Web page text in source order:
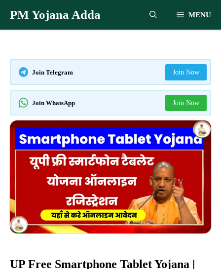
PM Yojana Adda MENU
Join Telegram Join Now
Join WhatsApp Join Now
UP Free Smartphone Tablet Yojana |